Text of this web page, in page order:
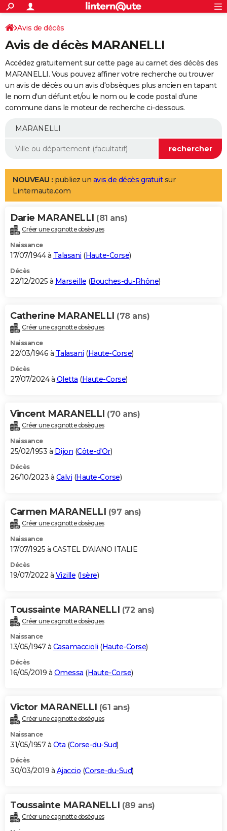
ACTUALITÉS
Politique
Société
Faits Divers
Education
Monde
Villes
+
SPORT
Coupe du monde 2026
Football
Tennis
Cyclisme
Rugby
Forum
Programme TV
TNT
Streaming
Cinéma
Sorties cinéma
Musique
+
FINANCE
Impôts
Immobilier
Risques naturels par ville
Banque
Assurance
Crédit
AUTO
Essais
Réserver un essai
Citadines
Berlines
SUV
Forum auto
+
Mobiles
Meilleur smartphone
Internet
Ordinateurs
Jeux vidéo
Guide high-tech
Aménagement intérieur
LIFESTYLE
Art de vivre
Bien-être
Loisirs
Mode
Modes de vie
Alimentation
Guide de la santé
Maladies
Médicaments
Sommeil
VOYAGE
Destinations
City break
Voyage nature
Voyage de noces
Forum
Climat
+PHOTO
GUIDES D'ACHAT
BONS PLANS
Carte de Noël
Carte Bonne année
Carte Saint-Valentin
Carte Pâques
Carte d'anniversaire
DICTIONNAIRE
Dictionnaire
Biographies
Citations
Expressions
Proverbes
PROGRAMME TV
S'inscrire
Se connecter
Lycées
Collèges
Primaires
Universités
Entreprises
Service militaire
Avis de recherche
AVIS DE DÉCÈS
Bricolage
Lifestyle
Culture
Sport
Auto
Television
Voyage
Cinema
Avis de décès
Avis de décès MARANELLI
Accédez gratuitement sur cette page au carnet des décès des
MARANELLI. Vous pouvez affiner votre recherche ou trouver
un avis de décès ou un avis d'obsèques plus ancien en tapant
le nom d'un défunt et/ou le nom ou le code postal d'une
commune dans le moteur de recherche ci-dessous.
NOUVEAU : publiez un avis de décès gratuitsur
Linternaute.com
Darie MARANELLI (81 ans)
Créer une cagnotte obsèques
Naissance
17/07/1944 à Talasani (Haute-Corse)
Décès
22/12/2025 à Marseille (Bouches-du-Rhône)
Catherine MARANELLI (78 ans)
Créer une cagnotte obsèques
Naissance
22/03/1946 à Talasani (Haute-Corse)
Décès
27/07/2024 à Oletta (Haute-Corse)
Vincent MARANELLI (70 ans)
Créer une cagnotte obsèques
Naissance
25/02/1953 à Dijon (Côte-d'Or)
Décès
26/10/2023 à Calvi (Haute-Corse)
Carmen MARANELLI (97 ans)
Créer une cagnotte obsèques
Naissance
17/07/1925 à CASTEL D'AIANO ITALIE
Décès
19/07/2022 à Vizille (Isère)
Toussainte MARANELLI (72 ans)
Créer une cagnotte obsèques
Naissance
13/05/1947 à Casamaccioli (Haute-Corse)
Décès
16/05/2019 à Omessa (Haute-Corse)
Victor MARANELLI (61 ans)
Créer une cagnotte obsèques
Naissance
31/05/1957 à Ota (Corse-du-Sud)
Décès
30/03/2019 à Ajaccio (Corse-du-Sud)
Toussainte MARANELLI (89 ans)
Créer une cagnotte obsèques